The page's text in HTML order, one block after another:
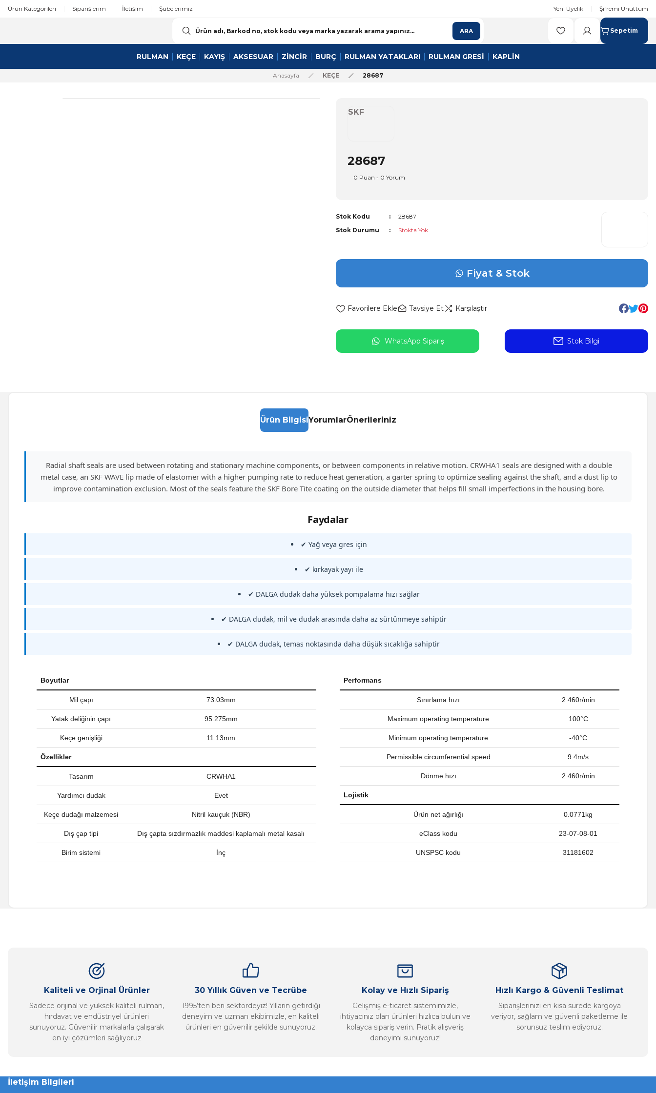
Ürün Kategorileri Siparişlerim İletişim Şubelerimiz Yeni Üyelik Şifremi Unuttum
ARA Sepetim
RULMAN KEÇE KAYIŞ AKSESUAR ZİNCİR BURÇ RULMAN YATAKLARI RULMAN GRESİ KAPLİN
Anasayfa KEÇE 28687
SKF
28687
0 Puan - 0 Yorum
Stok Kodu
28687
Stok Durumu
Stokta Yok
Fiyat & Stok
Tavsiye Et Karşılaştır
WhatsApp Sipariş Stok Bilgi
Ürün BilgisiYorumlarÖnerileriniz
Radial shaft seals are used between rotating and stationary machine components, or between components in relative motion. CRWHA1 seals are designed with a double
metal case, an SKF WAVE lip made of elastomer with a higher pumping rate to reduce heat generation, a garter spring to optimize sealing against the shaft, and a dust lip to
improve contamination exclusion. Most of the seals feature the SKF Bore Tite coating on the outside diameter that helps fill small imperfections in the housing bore.
Faydalar
✔ Yağ veya gres için
✔ kırkayak yayı ile
✔ DALGA dudak daha yüksek pompalama hızı sağlar
✔ DALGA dudak, mil ve dudak arasında daha az sürtünmeye sahiptir
✔ DALGA dudak, temas noktasında daha düşük sıcaklığa sahiptir
Boyutlar
Mil çapı 73.03mm
Yatak deliğinin çapı 95.275mm
Keçe genişliği 11.13mm
Özellikler
Tasarım CRWHA1
Yardımcı dudak Evet
Keçe dudağı malzemesi Nitril kauçuk (NBR)
Dış çap tipi Dış çapta sızdırmazlık maddesi kaplamalı metal kasalı
Birim sistemi İnç
Performans
Sınırlama hızı 2 460r/min
Maximum operating temperature 100°C
Minimum operating temperature -40°C
Permissible circumferential speed 9.4m/s
Dönme hızı 2 460r/min
Lojistik
Ürün net ağırlığı 0.0771kg
eClass kodu 23-07-08-01
UNSPSC kodu 31181602
Ürün fiyatı diğer sitelerden daha pahalı.
Bu ürüne benzer farklı alternatifler olmalı.
Kaliteli ve Orjinal Ürünler
Sadece orijinal ve yüksek kaliteli rulman,
hırdavat ve endüstriyel ürünleri
sunuyoruz. Güvenilir markalarla çalışarak
en iyi çözümleri sağlıyoruz
30 Yıllık Güven ve Tecrübe
1995’ten beri sektördeyiz! Yılların getirdiği
deneyim ve uzman ekibimizle, en kaliteli
ürünleri en güvenilir şekilde sunuyoruz.
Kolay ve Hızlı Sipariş
Gelişmiş e-ticaret sistemimizle,
ihtiyacınız olan ürünleri hızlıca bulun ve
kolayca sipariş verin. Pratik alışveriş
deneyimi sunuyoruz!
Hızlı Kargo & Güvenli Teslimat
Siparişlerinizi en kısa sürede kargoya
veriyor, sağlam ve güvenli paketleme ile
sorunsuz teslim ediyoruz.
İletişim Bilgileri